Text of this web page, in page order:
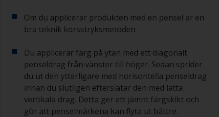
Om du applicerar produkten med en pensel är en
bra teknik korsstryksmetoden.
Du applicerar färg på ytan med ett diagonalt
penseldrag från vänster till höger. Sedan sprider
du ut den ytterligare med horisontella penseldrag
innan du slutligen efterslätar den med lätta
vertikala drag. Detta ger ett jämnt färgskikt och
gör att penselmärkena kan flyta ut bättre.